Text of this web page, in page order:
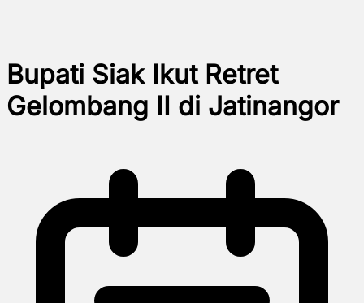
Bupati Siak Ikut Retret
Gelombang II di Jatinangor